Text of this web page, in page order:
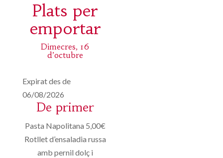
Plats per
emportar
Dimecres, 16
d’octubre
Expirat des de
06/08/2026
De primer
Pasta Napolitana 5,00€
Rotllet d’ensaladia russa
amb pernil dolç i